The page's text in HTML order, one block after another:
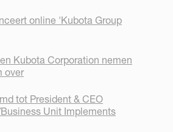
online 'Kubota Group
Kubota Corporation nemen
over
tot President & CEO
Unit Implements